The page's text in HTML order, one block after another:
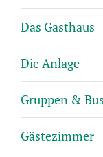
Das Gasthaus
Die Anlage
Gruppen &
Gästezimmer